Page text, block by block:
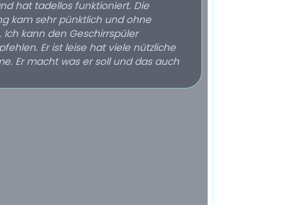
hat tadellos funktioniert. Die
kam sehr pünktlich und ohne
Er ist leise hat viele nützliche
Er macht was er soll und das auch